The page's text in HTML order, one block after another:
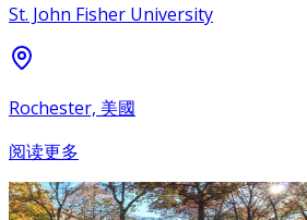
St. John Fisher University
Rochester, 美國
阅读更多